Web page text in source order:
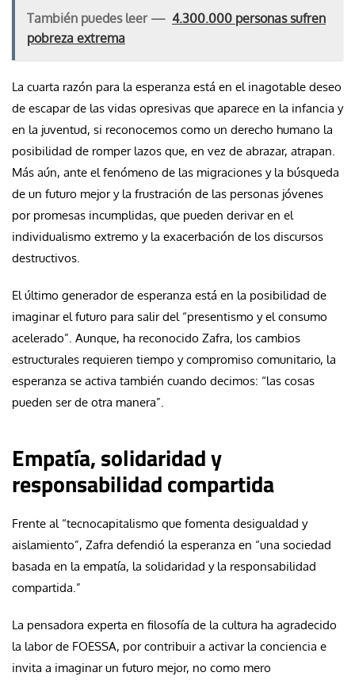
También puedes leer — 4.300.000 personas sufren
pobreza extrema
La cuarta razón para la esperanza está en el inagotable deseo
de escapar de las vidas opresivas que aparece en la infancia y
en la juventud, si reconocemos como un derecho humano la
posibilidad de romper lazos que, en vez de abrazar, atrapan.
Más aún, ante el fenómeno de las migraciones y la búsqueda
de un futuro mejor y la frustración de las personas jóvenes
por promesas incumplidas, que pueden derivar en el
individualismo extremo y la exacerbación de los discursos
destructivos.
El último generador de esperanza está en la posibilidad de
imaginar el futuro para salir del “presentismo y el consumo
acelerado”. Aunque, ha reconocido Zafra, los cambios
estructurales requieren tiempo y compromiso comunitario, la
esperanza se activa también cuando decimos: “las cosas
pueden ser de otra manera”.
Empatía, solidaridad y
responsabilidad compartida
Frente al “tecnocapitalismo que fomenta desigualdad y
aislamiento”, Zafra defendió la esperanza en “una sociedad
basada en la empatía, la solidaridad y la responsabilidad
compartida.”
La pensadora experta en filosofía de la cultura ha agradecido
la labor de FOESSA, por contribuir a activar la conciencia e
invita a imaginar un futuro mejor, no como mero